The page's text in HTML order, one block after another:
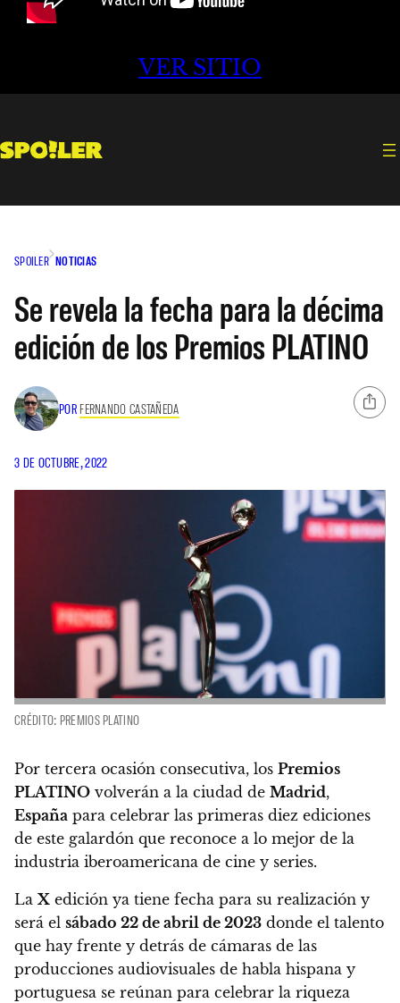
VER SITIO
SPOILER NOTICIAS
Se revela la fecha para la décima
edición de los Premios PLATINO
POR FERNANDO CASTAÑEDA
3 DE OCTUBRE, 2022
CRÉDITO: PREMIOS PLATINO
Por tercera ocasión consecutiva, los Premios
PLATINO volverán a la ciudad de Madrid,
España para celebrar las primeras diez ediciones
de este galardón que reconoce a lo mejor de la
industria iberoamericana de cine y series.
La X edición ya tiene fecha para su realización y
será el sábado 22 de abril de 2023 donde el talento
que hay frente y detrás de cámaras de las
producciones audiovisuales de habla hispana y
portuguesa se reúnan para celebrar la riqueza